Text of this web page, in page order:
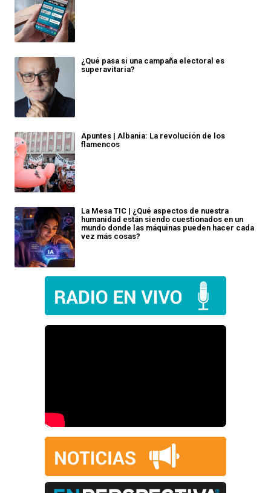
¿Qué pasa si una campaña electoral es
superavitaria?
Apuntes | Albania: La revolución de los
flamencos
La Mesa TIC | ¿Qué aspectos de nuestra
humanidad están siendo cuestionados en un
mundo donde las máquinas pueden hacer cada
vez más cosas?